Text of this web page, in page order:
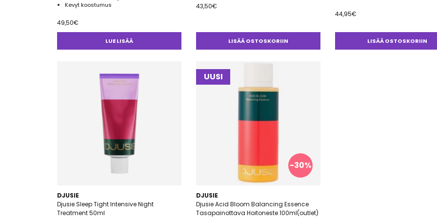
Kevyt koostumus
49,50€
LUE LISÄÄ
43,50€
LISÄÄ OSTOSKORIIN
44,95€
LISÄÄ OSTOSKORIIN
DJUSIE
Djusie Sleep Tight Intensive Night
Treatment 50ml
UUSI
-30%
DJUSIE
Djusie Acid Bloom Balancing Essence
Tasapainottava Hoitoneste 100ml(outlet)